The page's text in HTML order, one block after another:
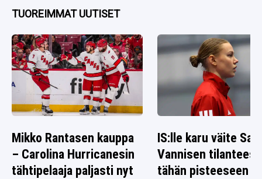
TUOREIMMAT UUTISET
Mikko Rantasen kauppa
– Carolina Hurricanesin
tähtipelaaja paljasti nyt
IS:lle karu väite
Vannisen
tähän pisteeseen